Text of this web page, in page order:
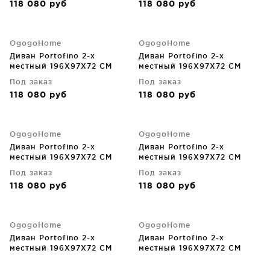
118 080 руб 118 080 руб
OgogoHome
Диван Portofino 2-х
местный 196X97X72 CM
Под заказ
118 080 руб
OgogoHome
Диван Portofino 2-х
местный 196X97X72 CM
Под заказ
118 080 руб
OgogoHome
Диван Portofino 2-х
местный 196X97X72 CM
Под заказ
118 080 руб
OgogoHome
Диван Portofino 2-х
местный 196X97X72 CM
Под заказ
118 080 руб
OgogoHome
Диван Portofino 2-х
местный 196X97X72 CM
OgogoHome
Диван Portofino 2-х
местный 196X97X72 CM